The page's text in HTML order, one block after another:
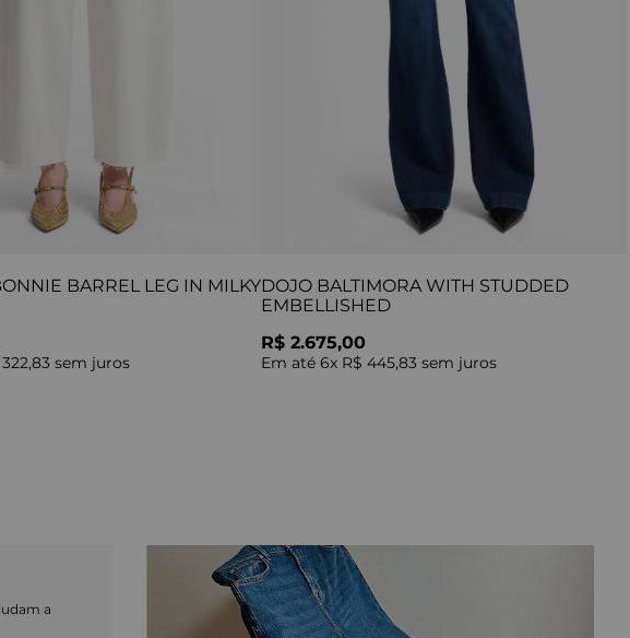
BARREL LEG IN MILKY
sem juros
DOJO BALTIMORA WITH STUDDED
EMBELLISHED
R$ 2.675,00
Em até 6x R$ 445,83 sem juros
a